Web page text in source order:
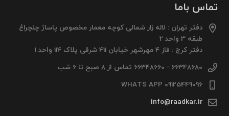
تماس باما
دفتر تهران : لاله زار شمالی کوچه معمار مخصوص پاساژ چلچراغ
طبقه 3 واحد 2
دفتر کرج : فاز 4 مهرشهر خیابان 411 شرقی پلاک 114 واحد 1
66348680 - 66348660 تماس از 8 صبح تا 6 شب
09125449096 WHATS APP
info@raadkar.ir